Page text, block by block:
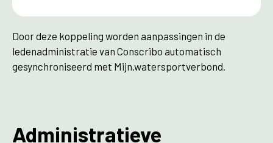
Door deze koppeling worden aanpassingen in de
ledenadministratie van Conscribo automatisch
gesynchroniseerd met Mijn.watersportverbond.
Administratieve